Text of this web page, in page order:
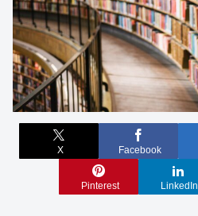
X Facebook
Pinterest LinkedIn